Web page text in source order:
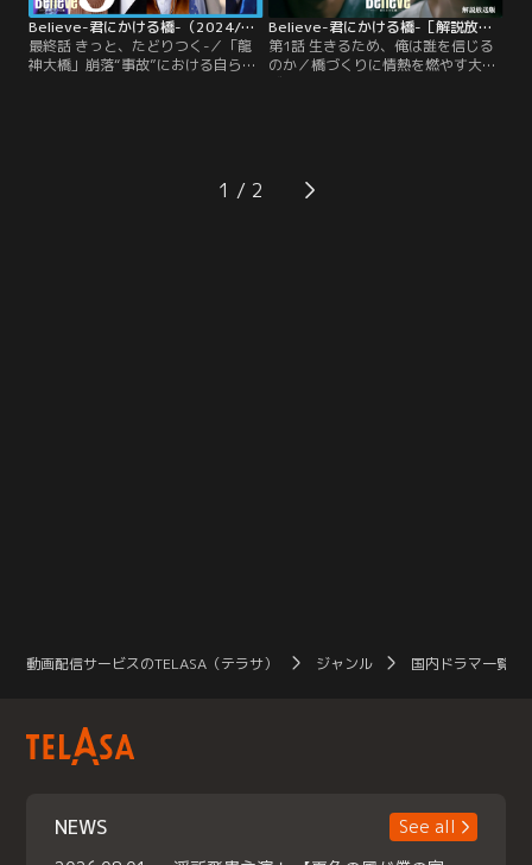
Believe-君にかける橋-（2024/06/20放送分）第09話（最終話）
最終話 きっと、たどりつく-／「龍
神大橋」崩落“事故”における自らの
狩山陸（木村拓哉）がとうとう逮捕
Believe-君にかける橋-［解説放送］ 第01話
第1話 生きるため、俺は誰を信じる
のか／橋づくりに情熱を燃やす大手
ゼネコン「帝和建設」の土木設計部
る奮闘の日々を送ってきた。ところ
がある日、龍神大橋の建設現場で、
1
動画配信サービスのTELASA（テラサ） ジャンル 国内ドラマ一覧（
NEWS
See all